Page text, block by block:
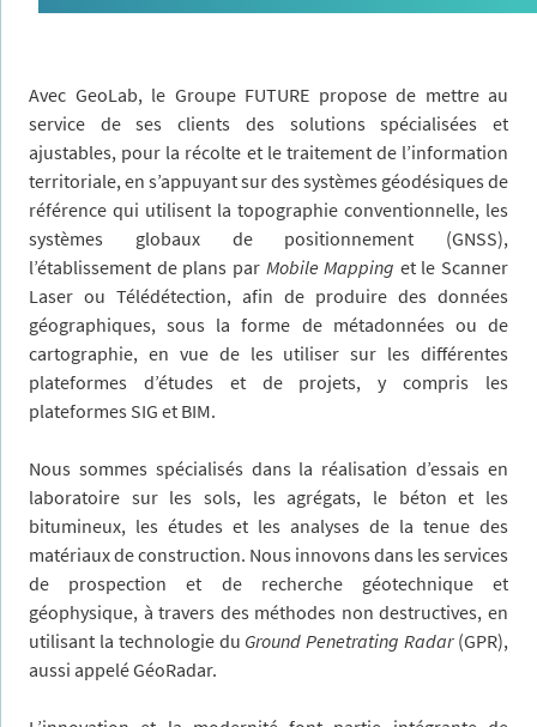
Avec GeoLab, le Groupe FUTURE propose de mettre au
service de ses clients des solutions spécialisées et
ajustables, pour la récolte et le traitement de l’information
territoriale, en s’appuyant sur des systèmes géodésiques de
référence qui utilisent la topographie conventionnelle, les
systèmes globaux de positionnement (GNSS),
l’établissement de plans par Mobile Mapping et le Scanner
Laser ou Télédétection, afin de produire des données
géographiques, sous la forme de métadonnées ou de
cartographie, en vue de les utiliser sur les différentes
plateformes d’études et de projets, y compris les
plateformes SIG et BIM.
Nous sommes spécialisés dans la réalisation d’essais en
laboratoire sur les sols, les agrégats, le béton et les
bitumineux, les études et les analyses de la tenue des
matériaux de construction. Nous innovons dans les services
de prospection et de recherche géotechnique et
géophysique, à travers des méthodes non destructives, en
utilisant la technologie du Ground Penetrating Radar(GPR),
aussi appelé GéoRadar.